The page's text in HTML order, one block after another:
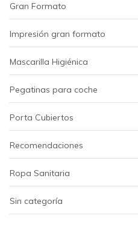
Gran Formato
Impresión gran formato
Mascarilla Higiénica
Pegatinas para coche
Porta Cubiertos
Recomendaciones
Ropa Sanitaria
Sin categoría